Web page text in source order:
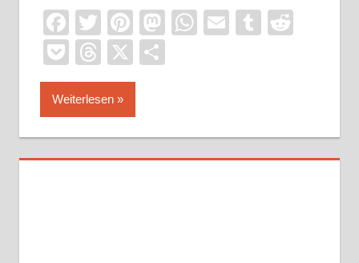
Facebook
TwitterPinterest
Mastodon
WhatsApp
EmailTumblr
PocketThreads
X
Weiterlesen